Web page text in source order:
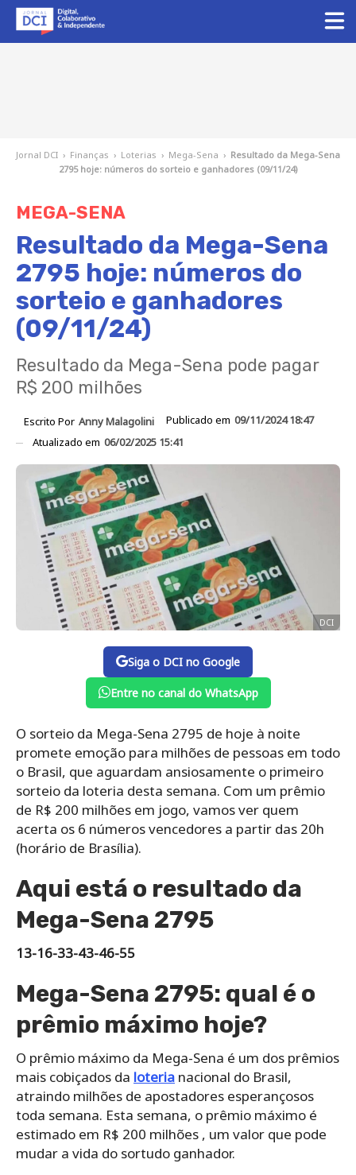
Jornal DCI › Finanças › Loterias › Mega-Sena › Resultado da Mega-Sena
2795 hoje: números do sorteio e ganhadores (09/11/24)
MEGA-SENA
Resultado da Mega-Sena
2795 hoje: números do
sorteio e ganhadores
(09/11/24)
Resultado da Mega-Sena pode pagar
R$ 200 milhões
Escrito Por Anny Malagolini Publicado em 09/11/2024 18:47
Atualizado em 06/02/2025 15:41
DCI
Siga o DCI no Google
Entre no canal do WhatsApp
O sorteio da Mega-Sena 2795 de hoje à noite
promete emoção para milhões de pessoas em todo
o Brasil, que aguardam ansiosamente o primeiro
sorteio da loteria desta semana. Com um prêmio
de R$ 200 milhões em jogo, vamos ver quem
acerta os 6 números vencedores a partir das 20h
(horário de Brasília).
Aqui está o resultado da
Mega-Sena 2795
13-16-33-43-46-55
Mega-Sena 2795: qual é o
prêmio máximo hoje?
O prêmio máximo da Mega-Sena é um dos prêmios
mais cobiçados da loteria nacional do Brasil,
atraindo milhões de apostadores esperançosos
toda semana. Esta semana, o prêmio máximo é
estimado em R$ 200 milhões , um valor que pode
mudar a vida do sortudo ganhador.